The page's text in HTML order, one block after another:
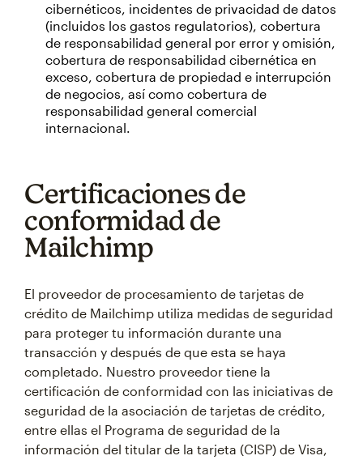
cibernéticos, incidentes de privacidad de datos
(incluidos los gastos regulatorios), cobertura
de responsabilidad general por error y omisión,
cobertura de responsabilidad cibernética en
exceso, cobertura de propiedad e interrupción
de negocios, así como cobertura de
responsabilidad general comercial
internacional.
Certificaciones de
conformidad de
Mailchimp
El proveedor de procesamiento de tarjetas de
crédito de Mailchimp utiliza medidas de seguridad
para proteger tu información durante una
transacción y después de que esta se haya
completado. Nuestro proveedor tiene la
certificación de conformidad con las iniciativas de
seguridad de la asociación de tarjetas de crédito,
entre ellas el Programa de seguridad de la
información del titular de la tarjeta (CISP) de Visa,